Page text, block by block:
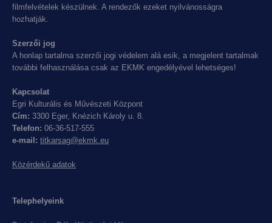
filmfelvételek készülnek. A rendezők ezeket nyilvánosságra
hozhatják.
Szerzői jog
A honlap tartalma szerzői jogi védelem alá esik, a megjelent tartalmak
további felhasználása csak az EKMK engedélyével lehetséges!
Kapcsolat
Egri Kulturális és Művészeti Központ
Cím: 3300 Eger, Knézich Károly u. 8.
Telefon: 06-36-517-555
e-mail: titkarsag@ekmk.eu
Közérdekű adatok
Telephelyeink